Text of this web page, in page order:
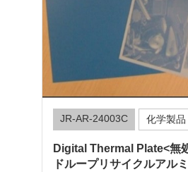
JR-AR-24003C 化学製品
Digital Thermal Plate<無
ドループリサイクルアル